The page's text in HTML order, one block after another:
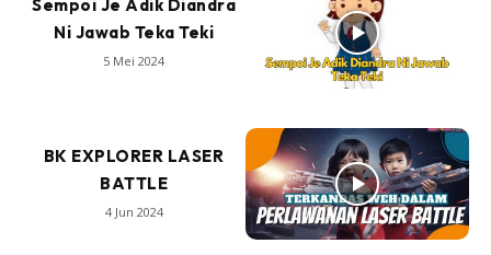
Sempoi Je Adik Diandra
Ni Jawab Teka Teki
5 Mei 2024
BK EXPLORER LASER
BATTLE
4 Jun 2024